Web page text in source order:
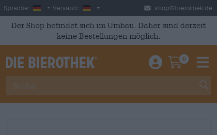
Skip to main content
Sprache: German
Versand: Deutschland shop@bierothek.de
Der Shop befindet sich im Umbau. Daher sind derzeit
keine Bestellungen möglich.
Einloggen /
0